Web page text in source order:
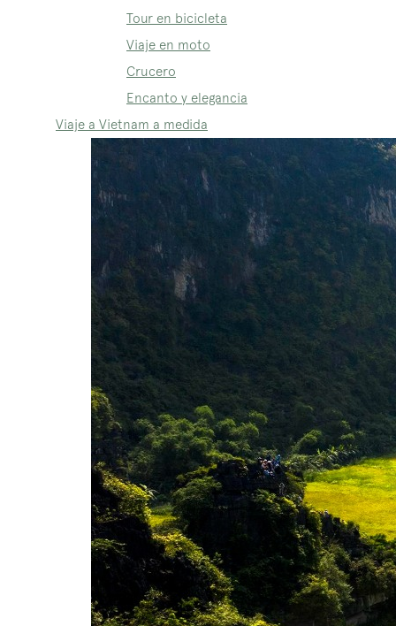
Tour en bicicleta
Viaje en moto
Crucero
Encanto y elegancia
Viaje a Vietnam a medida